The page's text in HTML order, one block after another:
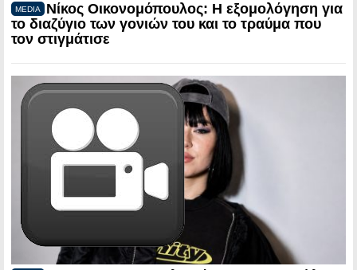
MEDIA
Νίκος Οικονομόπουλος: Η εξομολόγηση για
το διαζύγιο των γονιών του και το τραύμα που
τον στιγμάτισε